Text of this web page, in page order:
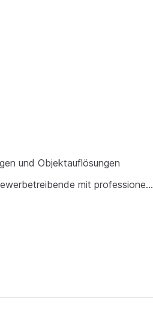
und Objektauflösungen
mit professione…